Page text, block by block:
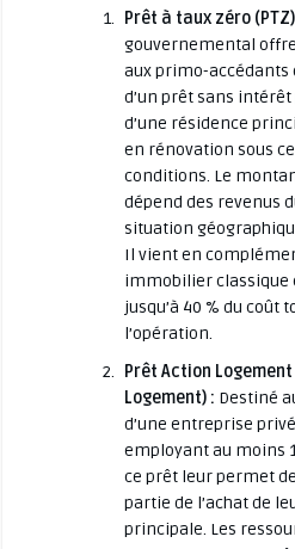
Prêt à taux zéro
gouvernemental
aux primo-accédants
d’un prêt sans intérêt
d’une résidence
en rénovation sous
conditions. Le
dépend des revenus
situation
Il vient en
immobilier classique
jusqu’à 40 % du coût
l’opération.
Prêt Action Logement
Logement) : Destiné
d’une entreprise
employant au moins
ce prêt leur permet
partie de l’achat de
principale. Les